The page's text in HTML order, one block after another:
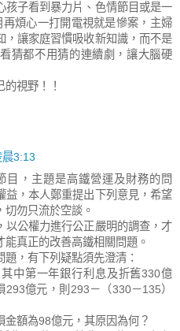
孩子看到暴力片、色情節目或是一
煩心一打開電視就是慘案，主婦
，讓家庭習慣吸收新知識，而不是
猜都不用猜的連續劇，讓大腦硬
視野！！
3:13
目，主題是高鐵營運及財務的問
益，本人鄭重提出下列意見，希望
切勿只流於空談。
以公權力進行公正嚴明的調查，才
真正的改善高鐵相關問題。
，有下列疑點須先澄清：
中第一年銀行利息及折舊330億
億元，則293－（330－135）
額為98億元，其原因為何？